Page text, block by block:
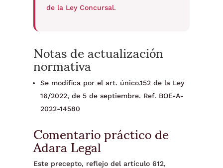
de la Ley Concursal.
Notas de actualización
normativa
Se modifica por el art. único.152 de la Ley
16/2022, de 5 de septiembre. Ref. BOE-A-
2022-14580
Comentario práctico de
Adara Legal
Este precepto, reflejo del artículo 612,